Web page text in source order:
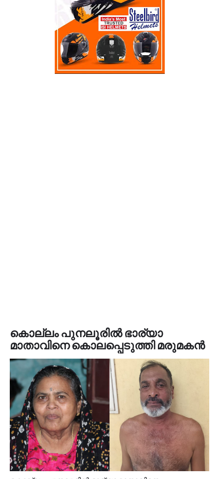
കൊല്ലം പുനലൂരില്‍ ഭാര്യാ
മാതാവിനെ കൊലപ്പെടുത്തി മരുമകന്‍